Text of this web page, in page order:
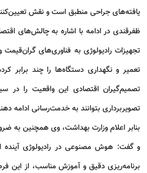
یافته‌های جراحی منطبق است و نقش
ظفرقندی در ادامه با اشاره به چالش‌های
تجهیزات رادیولوژی به فناوری‌های گران‌قیمت
تعمیر و نگهداری دستگاه‌ها را چند
تصمیم‌گیران اقتصادی این واقعیت را در
تصویربرداری بتوانند به خدمت‌رسانی ادامه
بنابر اعلام وزارت بهداشت، وی همچنین به
و گفت: هوش مصنوعی در رادیولوژی آینده
برنامه‌ریزی دقیق و آموزش مناسب، از این